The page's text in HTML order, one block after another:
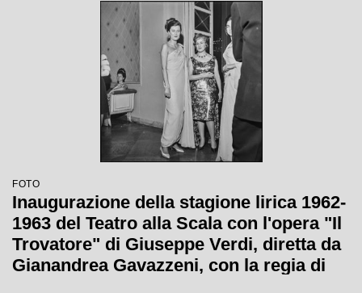
FOTO
Inaugurazione della stagione lirica 1962-
1963 del Teatro alla Scala con l'opera "Il
Trovatore" di Giuseppe Verdi, diretta da
Gianandrea Gavazzeni, con la regia di